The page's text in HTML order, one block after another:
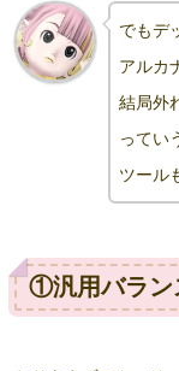
でもデ
アルカ
結局外
ってい
ツール
①汎用バラン